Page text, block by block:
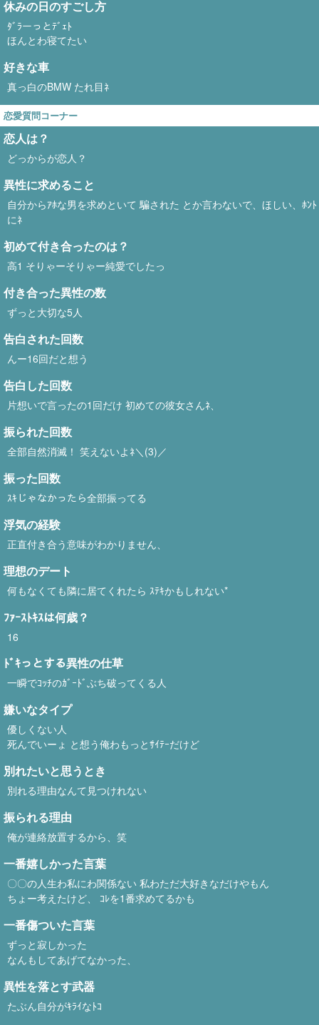
休みの日のすごし方
ﾀﾞﾗーっとﾃﾞｪﾄ
ほんとわ寝てたい
好きな車
真っ白のBMW たれ目ﾈ
恋愛質問コーナー
恋人は？
どっからが恋人？
異性に求めること
自分からｱﾎな男を求めといて 騙された とか言わないで、ほしい、ﾎﾝﾄ
にﾈ
初めて付き合ったのは？
高1 そりゃーそりゃー純愛でしたっ
付き合った異性の数
ずっと大切な5人
告白された回数
んー16回だと想う
告白した回数
片想いで言ったの1回だけ 初めての彼女さんﾈ、
振られた回数
全部自然消滅！ 笑えないよﾈ＼(3)／
振った回数
ｽｷじゃなかったら全部振ってる
浮気の経験
正直付き合う意味がわかりません、
理想のデート
何もなくても隣に居てくれたら ｽﾃｷかもしれない*
ﾌｧｰｽﾄｷｽは何歳？
16
ﾄﾞｷっとする異性の仕草
一瞬でｺｯﾁのｶﾞｰﾄﾞぶち破ってくる人
嫌いなタイプ
優しくない人
死んでいーょ と想う俺わもっとｻｲﾃｰだけど
別れたいと思うとき
別れる理由なんて見つけれない
振られる理由
俺が連絡放置するから、笑
一番嬉しかった言葉
〇〇の人生わ私にわ関係ない 私わただ大好きなだけやもん
ちょー考えたけど、 ｺﾚを1番求めてるかも
一番傷ついた言葉
ずっと寂しかった
なんもしてあげてなかった、
異性を落とす武器
たぶん自分がｷﾗｲなﾄｺ